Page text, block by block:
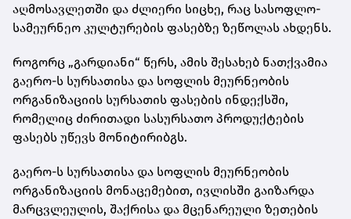
აღმოსავლეთში და ძლიერი სიცხე, რაც სასოფლო-
სამეურნეო კულტურების ფასებზე ზეწოლას ახდენს.
როგორც „გარდიანი“ წერს, ამის შესახებ ნათქვამია
გაერო-ს სურსათისა და სოფლის მეურნეობის
ორგანიზაციის სურსათის ფასების ინდექსში,
რომელიც ძირითადი სასურსათო პროდუქტების
ფასებს უწევს მონიტირიბგს.
გაერო-ს სურსათისა და სოფლის მეურნეობის
ორგანიზაციის მონაცემებით, ივლისში გაიზარდა
მარცვლეულის, შაქრისა და მცენარეული ზეთების